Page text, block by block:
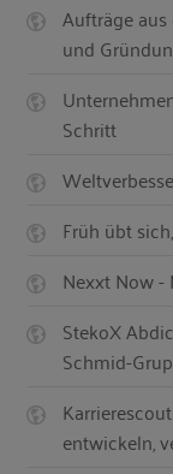
Aufträge
und
Schritt
Früh übt
Nexxt Now -
StekoX
Schmid-
entwickeln,